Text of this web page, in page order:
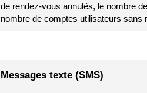
de rendez-vous annulés, le nombre
nombre de comptes utilisateurs
Messages texte (SMS)